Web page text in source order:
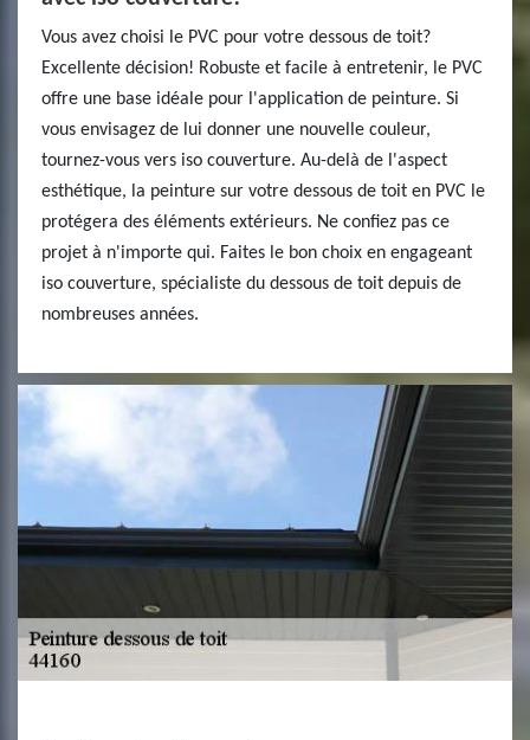
Vous avez choisi le PVC pour votre dessous de toit?
Excellente décision! Robuste et facile à entretenir, le PVC
offre une base idéale pour l'application de peinture. Si
vous envisagez de lui donner une nouvelle couleur,
tournez-vous vers iso couverture. Au-delà de l'aspect
esthétique, la peinture sur votre dessous de toit en PVC le
protégera des éléments extérieurs. Ne confiez pas ce
projet à n'importe qui. Faites le bon choix en engageant
iso couverture, spécialiste du dessous de toit depuis de
nombreuses années.